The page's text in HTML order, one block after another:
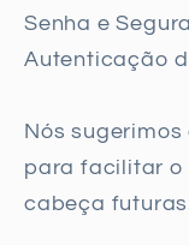
Senha e
Autenticação
Nós
para facilitar o
cabeça